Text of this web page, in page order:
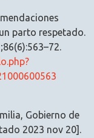
parto respetado.
Gobierno de
2023 nov 20].